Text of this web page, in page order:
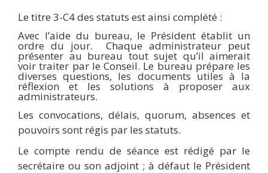
Le titre 3-C4 des statuts est ainsi complété :
Avec l’aide du bureau, le Président établit un
ordre du jour. Chaque administrateur peut
présenter au bureau tout sujet qu’il aimerait
voir traiter par le Conseil. Le bureau prépare les
diverses questions, les documents utiles à la
réflexion et les solutions à proposer aux
administrateurs.
Les convocations, délais, quorum, absences et
pouvoirs sont régis par les statuts.
Le compte rendu de séance est rédigé par le
secrétaire ou son adjoint ; à défaut le Président